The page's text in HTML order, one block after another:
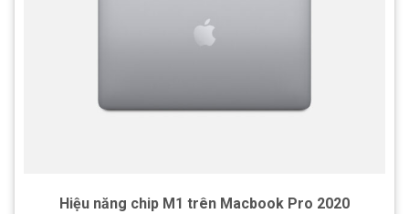
Hiệu năng chip M1 trên Macbook Pro 2020